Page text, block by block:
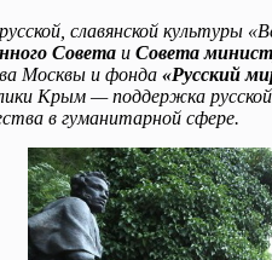
славянской культуры
Совета и Совета
Москвы и фонда «Русский
Крым — поддержка
в гуманитарной сфере.